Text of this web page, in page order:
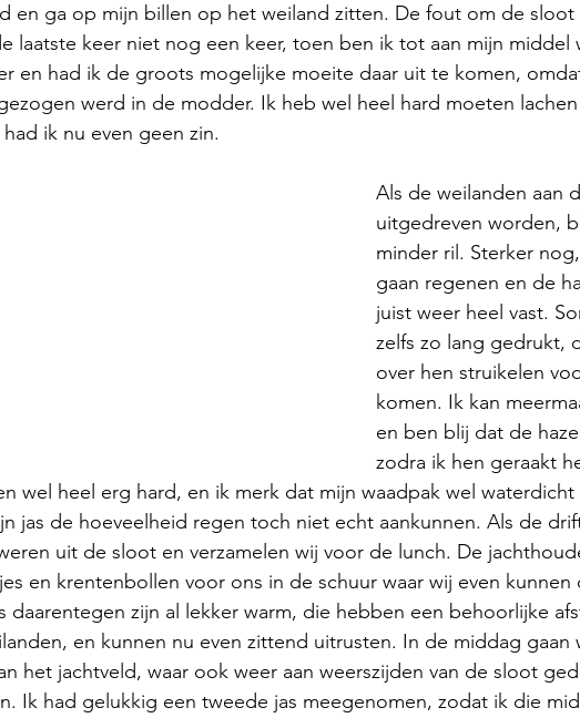
en ga op mijn billen op het weiland zitten. De fout om de sloot
laatste keer niet nog een keer, toen ben ik tot aan mijn middel
en had ik de groots mogelijke moeite daar uit te komen,
werd in de modder. Ik heb wel heel hard moeten
had ik nu even geen zin.
Als de weilanden aan
uitgedreven worden,
minder ril. Sterker
gaan regenen en de
juist weer heel vast.
zelfs zo lang gedrukt,
over hen struikelen
komen. Ik kan
en ben blij dat de
zodra ik hen geraakt
wel heel erg hard, en ik merk dat mijn waadpak wel
jas de hoeveelheid regen toch niet echt aankunnen. Als de
uit de sloot en verzamelen wij voor de lunch. De
en krentenbollen voor ons in de schuur waar wij even kunnen
daarentegen zijn al lekker warm, die hebben een behoorlijke
en kunnen nu even zittend uitrusten. In de middag gaan
het jachtveld, waar ook weer aan weerszijden van de sloot
Ik had gelukkig een tweede jas meegenomen, zodat ik die